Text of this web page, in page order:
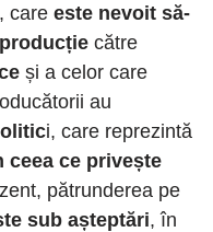
, care este nevoit să-
către
și a celor care
au
i, care reprezintă
ceea ce privește
pătrunderea pe
sub așteptări, în